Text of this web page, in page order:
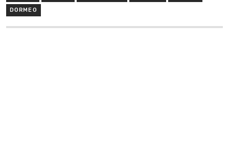
DORMEO